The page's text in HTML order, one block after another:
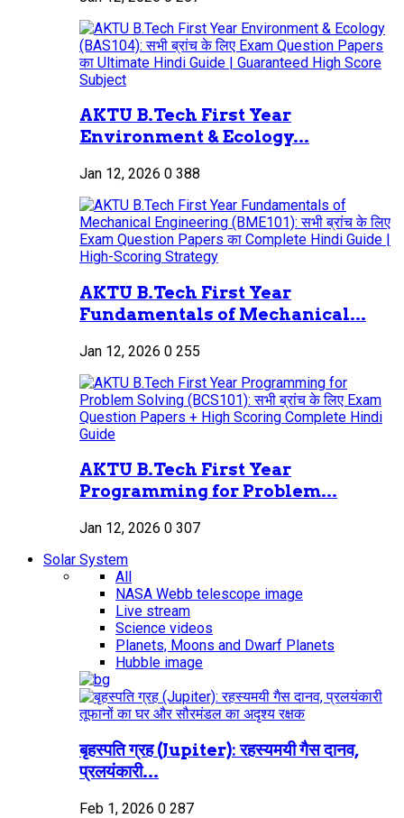
AKTU B.Tech First Year
Environment & Ecology...
Jan 12, 2026 0 388
AKTU B.Tech First Year
Fundamentals of Mechanical...
Jan 12, 2026 0 255
AKTU B.Tech First Year
Programming for Problem...
Jan 12, 2026 0 307
Solar System
All
NASA Webb telescope image
Live stream
Science videos
Planets, Moons and Dwarf Planets
Hubble image
बृहस्पति ग्रह (Jupiter): रहस्यमयी गैस दानव,
प्रलयंकारी...
Feb 1, 2026 0 287